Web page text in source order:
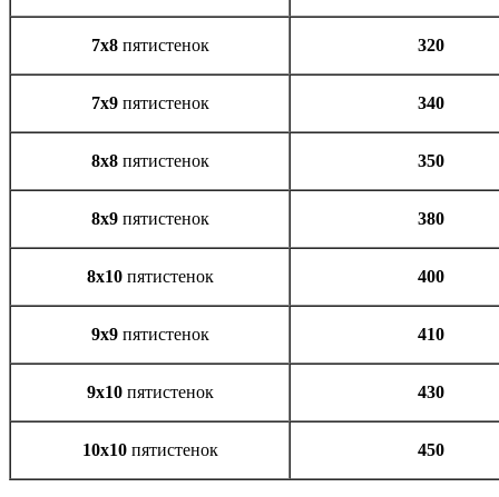
7х8 пятистенок 320
7х9 пятистенок 340
8х8 пятистенок 350
8х9 пятистенок 380
8х10 пятистенок 400
9х9 пятистенок 410
9х10 пятистенок 430
10х10 пятистенок 450